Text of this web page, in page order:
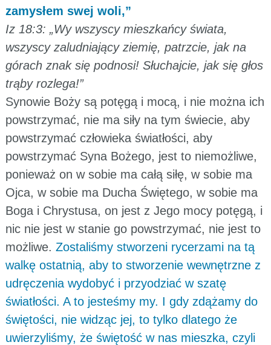
zamysłem swej woli,”
Iz 18:3: „Wy wszyscy mieszkańcy świata,
wszyscy zaludniający ziemię, patrzcie, jak na
górach znak się podnosi! Słuchajcie, jak się głos
trąby rozlega!”
Synowie Boży są potęgą i mocą, i nie można ich
powstrzymać, nie ma siły na tym świecie, aby
powstrzymać człowieka światłości, aby
powstrzymać Syna Bożego, jest to niemożliwe,
ponieważ on w sobie ma całą siłę, w sobie ma
Ojca, w sobie ma Ducha Świętego, w sobie ma
Boga i Chrystusa, on jest z Jego mocy potęgą, i
nic nie jest w stanie go powstrzymać, nie jest to
możliwe. Zostaliśmy stworzeni rycerzami na tą
walkę ostatnią, aby to stworzenie wewnętrzne z
udręczenia wydobyć i przyodziać w szatę
światłości. A to jesteśmy my. I gdy zdążamy do
świętości, nie widząc jej, to tylko dlatego że
uwierzyliśmy, że świętość w nas mieszka, czyli